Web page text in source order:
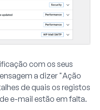
com os seus
a dizer "Ação
de quais os registos
e-mail estão em falta.